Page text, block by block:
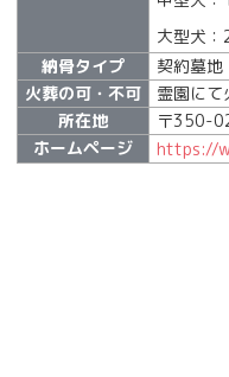
大型犬
納骨タイプ
契約墓地
火葬の可・不可
霊園にて
所在地
〒350-
ホームページ
https://